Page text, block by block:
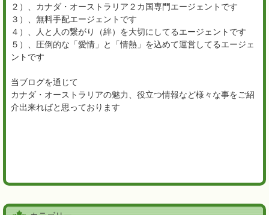
２）、カナダ・オーストラリア２カ国専門エージェントです
３）、無料手配エージェントです
４）、人と人の繋がり（絆）を大切にしてるエージェントです
５）、圧倒的な「愛情」と「情熱」を込めて運営してるエージェ
ントです
当ブログを通じて
カナダ・オーストラリアの魅力、役立つ情報など様々な事をご紹
介出来ればと思っております